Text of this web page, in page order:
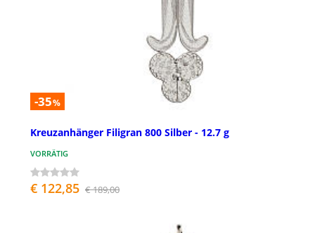
-35%
Kreuzanhänger Filigran 800 Silber - 12.7 g
VORRÄTIG
€ 122,85 € 189,00